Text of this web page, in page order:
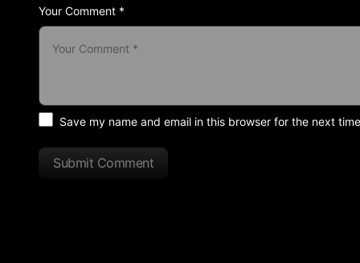
Your Comment *
Save my name and email in this browser for the next
Submit Comment